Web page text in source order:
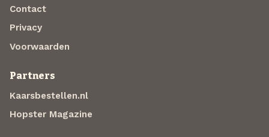
Contact
Privacy
Voorwaarden
Partners
Kaarsbestellen.nl
Hopster Magazine